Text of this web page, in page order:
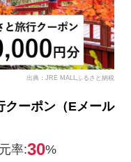
出典：JRE MALLふるさと納税
クーポン（Eメール
率:30%